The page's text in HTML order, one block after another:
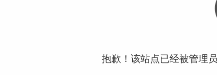
抱歉！该站点已经被管理